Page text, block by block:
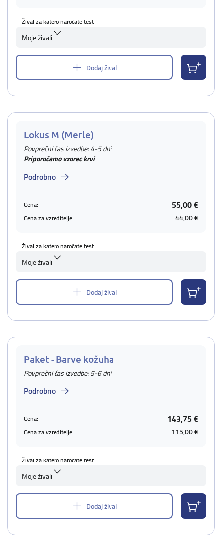
Žival za katero naročate test
Moje živali
Dodaj žival
Lokus M (Merle)
Povprečni čas izvedbe: 4-5 dni
Priporočamo vzorec krvi
Podrobno
Cena: 55,00 €
Cena za vzreditelje: 44,00 €
Žival za katero naročate test
Moje živali
Dodaj žival
Paket - Barve kožuha
Povprečni čas izvedbe: 5-6 dni
Podrobno
Cena: 143,75 €
Cena za vzreditelje: 115,00 €
Žival za katero naročate test
Moje živali
Dodaj žival